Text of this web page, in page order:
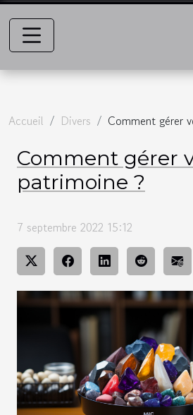
Accueil Divers Comment gérer
Comment gérer
patrimoine ?
7 septembre 2022 15:12